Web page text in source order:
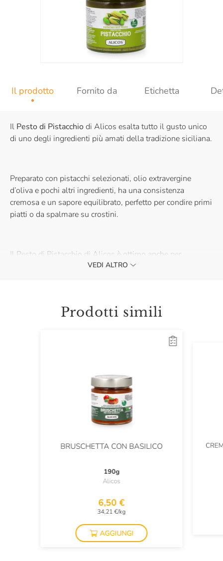
Il prodotto Fornito da Etichetta
Il Pesto di Pistacchiodi Alicos esalta tutto il gusto unico
di uno degli ingredienti più amati della tradizione siciliana.
Preparato con pistacchi selezionati, olio extravergine
d’oliva e pochi altri ingredienti, ha una consistenza
cremosa e un sapore equilibrato, perfetto per condire primi
piatti o da spalmare su crostini.
Il Pesto di Pistacchio di Alicos è ottimo anche per
arricchire verdure e secondi piatti di pesce. Acquistalo e
VEDI ALTRO
Prodotti simili
BRUSCHETTA CON BASILICO
190g
Alicos
6,50 €
34,21 €/kg
AGGIUNGI